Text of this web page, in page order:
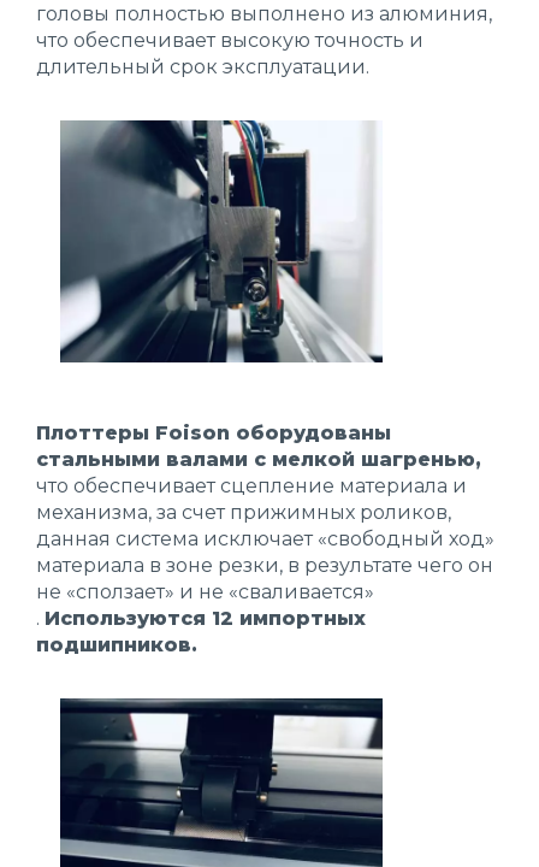
головы полностью выполнено из алюминия,
что обеспечивает высокую точность и
длительный срок эксплуатации.
Плоттеры Foison оборудованы
стальными валами с мелкой шагренью,
что обеспечивает сцепление материала и
механизма, за счет прижимных роликов,
данная система исключает «свободный ход»
материала в зоне резки, в результате чего он
не «сползает» и не «сваливается»
. Используются 12 импортных
подшипников.